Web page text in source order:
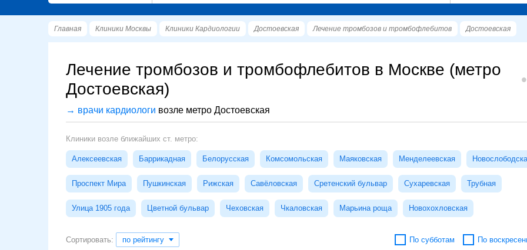
Главная Клиники Москвы Клиники Кардиологии Достоевская Лечение тромбозов и тромбофлебитов Достоевская
Лечение тромбозов и тромбофлебитов в Москве (метро
Достоевская)
→ врачи кардиологи возле метро Достоевская
Клиники возле ближайших ст. метро:
Алексеевская Баррикадная Белорусская Комсомольская Маяковская Менделеевская
Проспект Мира Пушкинская Рижская Савёловская Сретенский бульвар Сухаревская Трубная
Улица 1905 года Цветной бульвар Чеховская Чкаловская Марьина роща Новохохловская
Сортировать: по рейтингу По субботам По